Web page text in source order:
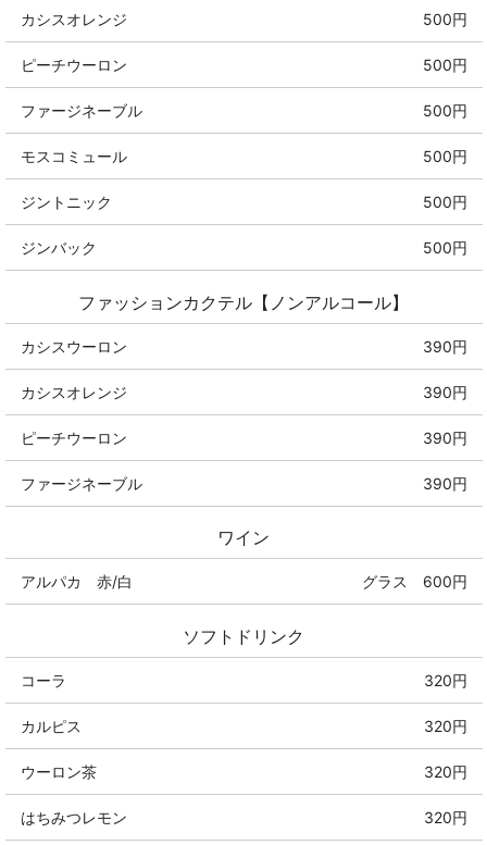
カシスオレンジ 500円
ピーチウーロン 500円
ファージネーブル 500円
モスコミュール 500円
ジントニック 500円
ジンバック 500円
ファッションカクテル【ノンアルコール】
カシスウーロン 390円
カシスオレンジ 390円
ピーチウーロン 390円
ファージネーブル 390円
ワイン
アルパカ 赤/白 グラス 600円
ソフトドリンク
コーラ 320円
カルピス 320円
ウーロン茶 320円
はちみつレモン 320円